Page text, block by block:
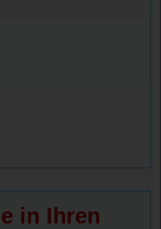
in Ihren